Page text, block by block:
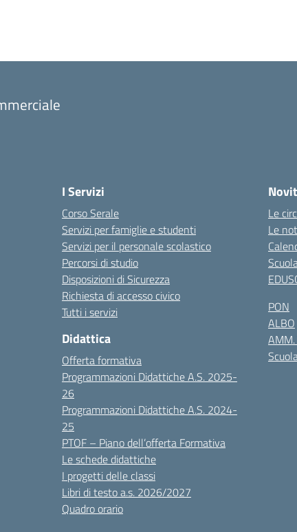
I Servizi
Corso Serale
Servizi per famiglie e studenti
Servizi per il personale scolastico
Percorsi di studio
Disposizioni di Sicurezza
Richiesta di accesso civico
Tutti i servizi
Didattica
Offerta formativa
Programmazioni Didattiche A.S. 2025-
26
Programmazioni Didattiche A.S. 2024-
25
PTOF – Piano dell’offerta Formativa
Le schede didattiche
I progetti delle classi
Libri di testo a.s. 2026/2027
Quadro orario
Le
Le
PON
ALBO